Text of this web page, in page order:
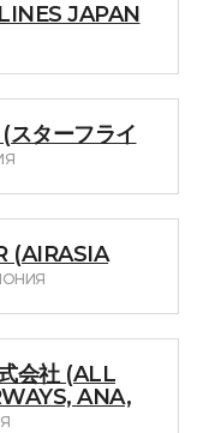
JAPAN
スターフライ
(AIRASIA
会社 (ALL
ANA,